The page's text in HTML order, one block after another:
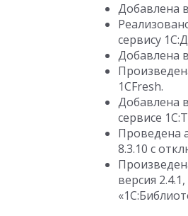
Добавлена
сервису
Добавлена
1CFresh.
Добавлена
сервисе
Проведена
8.3.10 с
версия